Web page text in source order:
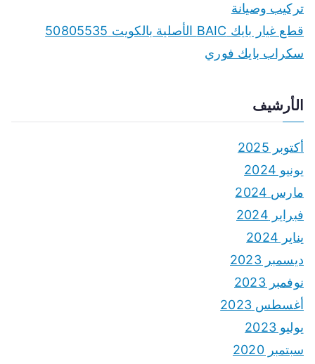
تركيب وصيانة
قطع غيار بايك BAIC الأصلية بالكويت 50805535
سكراب بايك فوري
الأرشيف
أكتوبر 2025
يونيو 2024
مارس 2024
فبراير 2024
يناير 2024
ديسمبر 2023
نوفمبر 2023
أغسطس 2023
يوليو 2023
سبتمبر 2020